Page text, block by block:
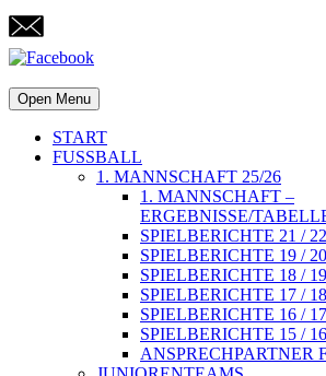
Open Menu
START
FUSSBALL
1. MANNSCHAFT 25/26
1. MANNSCHAFT –
ERGEBNISSE/
SPIELBERICHTE 21 / 22
SPIELBERICHTE 19 /
SPIELBERICHTE 18 / 19
SPIELBERICHTE 17 / 18
SPIELBERICHTE 16 / 17
SPIELBERICHTE 15 / 16
ANSPRECHPARTNER